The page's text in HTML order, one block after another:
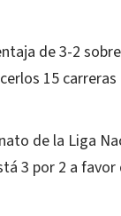
de 3-2
15 carreras
de la Liga
3 por 2 a favor